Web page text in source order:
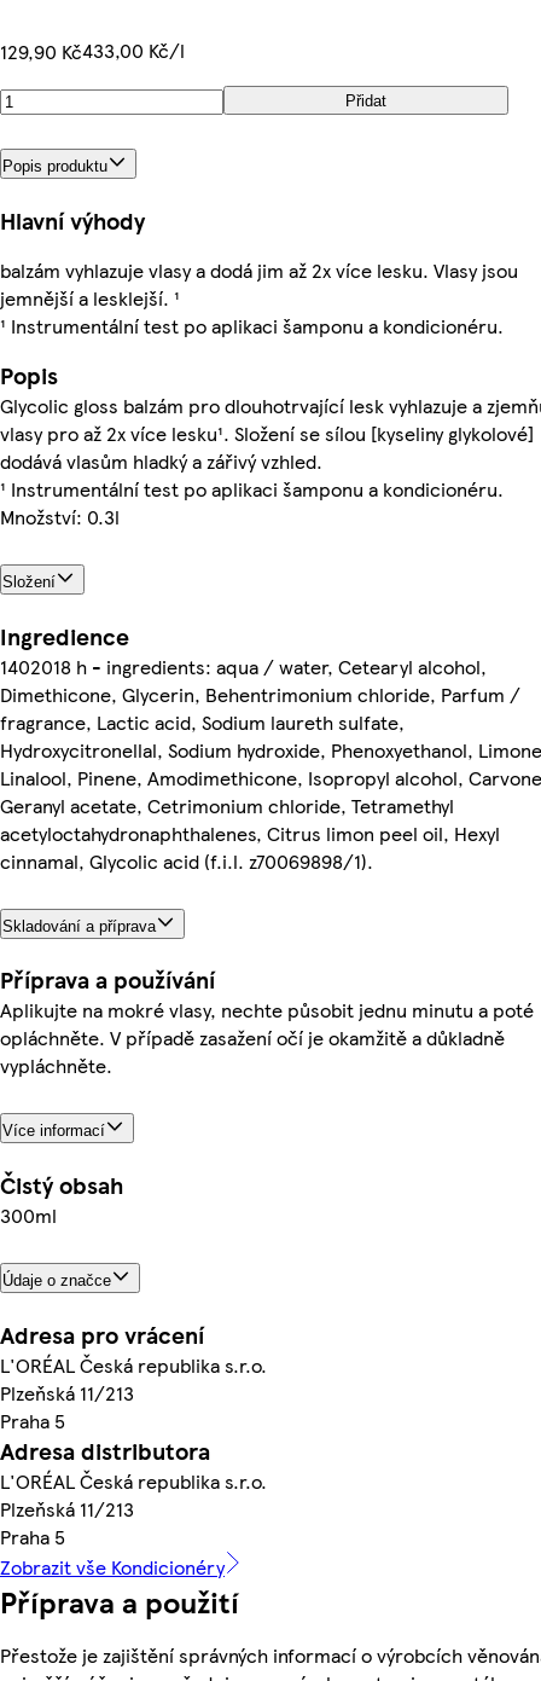
129,90 Kč433,00 Kč/l
Přidat
Popis produktu
Hlavní výhody
balzám vyhlazuje vlasy a dodá jim až 2x více lesku. Vlasy jsou
jemnější a lesklejší. ¹
¹ Instrumentální test po aplikaci šamponu a kondicionéru.
Popis
Glycolic gloss balzám pro dlouhotrvající lesk vyhlazuje a
vlasy pro až 2x více lesku¹. Složení se sílou [kyseliny glykolové]
dodává vlasům hladký a zářivý vzhled.
¹ Instrumentální test po aplikaci šamponu a kondicionéru.
Množství: 0.3l
Složení
Ingredience
1402018 h - ingredients: aqua / water, Cetearyl alcohol,
Dimethicone, Glycerin, Behentrimonium chloride, Parfum /
fragrance, Lactic acid, Sodium laureth sulfate,
Hydroxycitronellal, Sodium hydroxide, Phenoxyethanol,
Linalool, Pinene, Amodimethicone, Isopropyl alcohol,
Geranyl acetate, Cetrimonium chloride, Tetramethyl
acetyloctahydronaphthalenes, Citrus limon peel oil, Hexyl
cinnamal, Glycolic acid (f.i.l. z70069898/1).
Skladování a příprava
Příprava a používání
Aplikujte na mokré vlasy, nechte působit jednu minutu a poté
opláchněte. V případě zasažení očí je okamžitě a důkladně
vypláchněte.
Více informací
Čistý obsah
300ml
Údaje o značce
Adresa pro vrácení
L'ORÉAL Česká republika s.r.o.
Plzeňská 11/213
Praha 5
Adresa distributora
L'ORÉAL Česká republika s.r.o.
Plzeňská 11/213
Praha 5
Zobrazit vše Kondicionéry
Příprava a použití
Přestože je zajištění správných informací o výrobcích